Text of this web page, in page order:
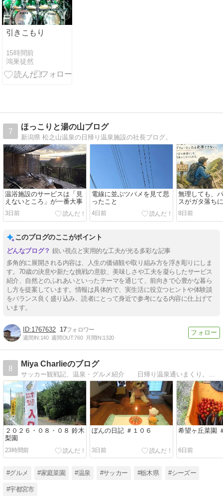
引きこもり
15時間前
鴻巣徒然
7
ほっこりと湯の山ブログ
新潟県 松之山温泉の日帰り温泉施設の社長ブログ。
温浴施設のサービスは「見
えないところ」が一番大事
3日前
電線に並ぶツバメを見て思
ったこと
4日前
無理しても、
スがガタ落ち
8日前
このブログのここがポイント
鋭い視点と実用的な工夫が光る多彩な記事
多角的に展開される内容は、人生の価値観や取り組み方を浮き彫りにしま
す。70歳の決意や新たな挑戦の意欲、美味しさや工夫を凝らしたサービス
紹介、自然とのふれあいといったテーマを通じて、前向きで心豊かな暮ら
し方を提案しています。情報は具体的で、実生活に役立つヒントや体験談
をバランス良く盛り込み、読者にとって身近で参考になる内容に仕上げて
います。
1767632 17
週間IN:140 週間OUT:760 月間IN:1320
8
Miya Charlieのブログ
２０２６・０８・０８ 鈴木
梨園
23時間前
ぼんの日記 ＃１０６
3日前
希望ヶ丘菜園
6日前
#グルメ #家庭菜園 #温泉 #サッカー #栃木県 #シーズー
#宇都宮市